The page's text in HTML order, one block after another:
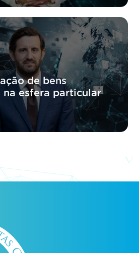
de bens
na esfera particular